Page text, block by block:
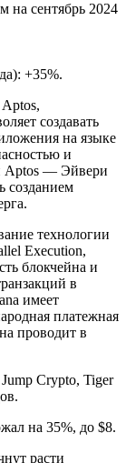
на сентябрь 2024
+35%.
создавать
на языке
и
Aptos — Эйвери
созданием
технологии
Execution,
блокчейна и
в
имеет
платежная
проводит в
Crypto, Tiger
на 35%, до $8.
расти